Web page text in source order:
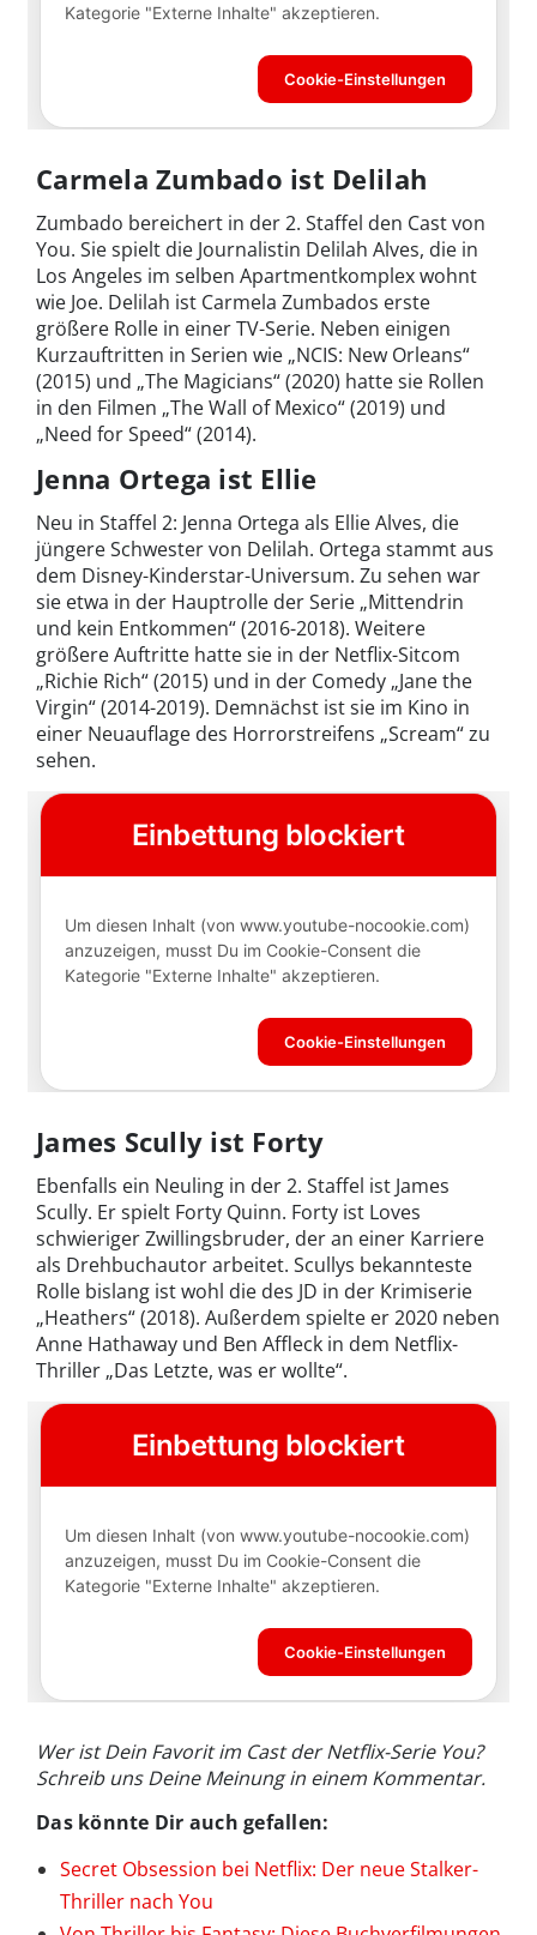
Carmela Zumbado ist Delilah
Zumbado bereichert in der 2. Staffel den Cast von
You. Sie spielt die Journalistin Delilah Alves, die in
Los Angeles im selben Apartmentkomplex wohnt
wie Joe. Delilah ist Carmela Zumbados erste
größere Rolle in einer TV-Serie. Neben einigen
Kurzauftritten in Serien wie „NCIS: New Orleans“
(2015) und „The Magicians“ (2020) hatte sie Rollen
in den Filmen „The Wall of Mexico“ (2019) und
„Need for Speed“ (2014).
Jenna Ortega ist Ellie
Neu in Staffel 2: Jenna Ortega als Ellie Alves, die
jüngere Schwester von Delilah. Ortega stammt aus
dem Disney-Kinderstar-Universum. Zu sehen war
sie etwa in der Hauptrolle der Serie „Mittendrin
und kein Entkommen“ (2016-2018). Weitere
größere Auftritte hatte sie in der Netflix-Sitcom
„Richie Rich“ (2015) und in der Comedy „Jane the
Virgin“ (2014-2019). Demnächst ist sie im Kino in
einer Neuauflage des Horrorstreifens „Scream“ zu
sehen.
James Scully ist Forty
Ebenfalls ein Neuling in der 2. Staffel ist James
Scully. Er spielt Forty Quinn. Forty ist Loves
schwieriger Zwillingsbruder, der an einer Karriere
als Drehbuchautor arbeitet. Scullys bekannteste
Rolle bislang ist wohl die des JD in der Krimiserie
„Heathers“ (2018). Außerdem spielte er 2020 neben
Anne Hathaway und Ben Affleck in dem Netflix-
Thriller „Das Letzte, was er wollte“.
Wer ist Dein Favorit im Cast der Netflix-Serie You?
Schreib uns Deine Meinung in einem Kommentar.
Das könnte Dir auch gefallen:
Secret Obsession bei Netflix: Der neue Stalker-
Thriller nach You